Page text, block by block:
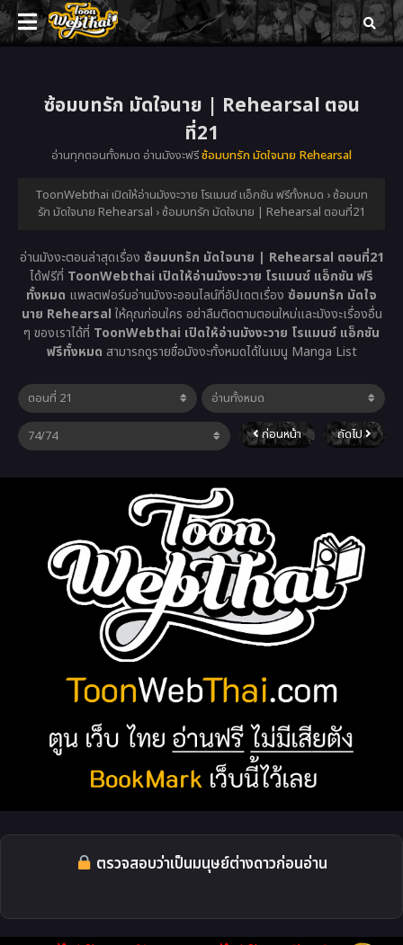
ซ้อมบทรัก มัดใจนาย | Rehearsal ตอน
ที่21
อ่านทุกตอนทั้งหมด อ่านมังงะฟรีซ้อมบทรัก มัดใจนาย Rehearsal
ToonWebthai เปิดให้อ่านมังงะวาย โรแมนซ์ แอ็กชัน ฟรีทั้งหมด ›ซ้อมบท
รัก มัดใจนาย Rehearsal ›ซ้อมบทรัก มัดใจนาย | Rehearsal ตอนที่21
อ่านมังงะตอนล่าสุดเรื่อง ซ้อมบทรัก มัดใจนาย | Rehearsal ตอนที่21
ได้ฟรีที่ ToonWebthai เปิดให้อ่านมังงะวาย โรแมนซ์ แอ็กชัน ฟรี
ทั้งหมด แพลตฟอร์มอ่านมังงะออนไลน์ที่อัปเดตเรื่อง ซ้อมบทรัก มัดใจ
นาย Rehearsal ให้คุณก่อนใคร อย่าลืมติดตามตอนใหม่และมังงะเรื่องอื่น
ๆ ของเราได้ที่ ToonWebthai เปิดให้อ่านมังงะวาย โรแมนซ์ แอ็กชัน
ฟรีทั้งหมด สามารถดูรายชื่อมังงะทั้งหมดได้ในเมนู Manga List
ก่อนหน้า ถัดไป
ตรวจสอบว่าเป็นมนุษย์ต่างดาวก่อนอ่าน